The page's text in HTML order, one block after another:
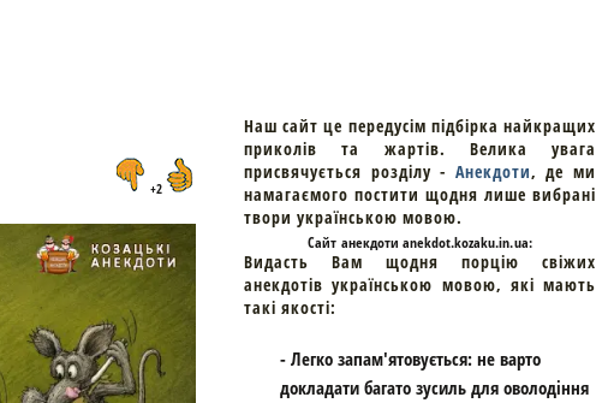
+2
Наш сайт це передусім підбірка найкращих
приколів та жартів. Велика увага
присвячується розділу - Анекдоти, де ми
намагаємого постити щодня лише вибрані
твори українською мовою.
Cайт анекдоти anekdot.kozaku.in.ua:
Видасть Вам щодня порцію свіжих
анекдотів українською мовою, які мають
такі якості:
- Легко запам'ятовується: не варто
докладати багато зусиль для оволодіння